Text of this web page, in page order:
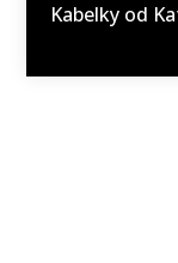
Kabelky od